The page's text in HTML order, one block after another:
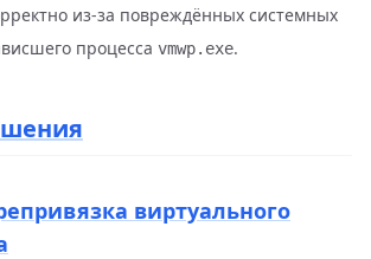
из-за повреждённых системных
процесса vmwp.exe.
виртуального